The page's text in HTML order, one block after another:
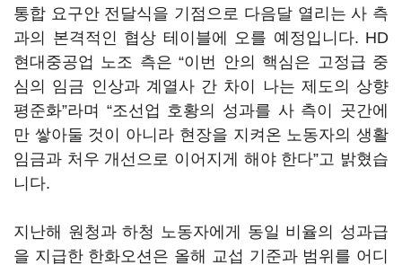
통합 요구안 전달식을 기점으로 다음달 열리는 사 측
과의 본격적인 협상 테이블에 오를 예정입니다. HD
현대중공업 노조 측은 “이번 안의 핵심은 고정급 중
심의 임금 인상과 계열사 간 차이 나는 제도의 상향
평준화”라며 “조선업 호황의 성과를 사 측이 곳간에
만 쌓아둘 것이 아니라 현장을 지켜온 노동자의 생활
임금과 처우 개선으로 이어지게 해야 한다”고 밝혔습
니다.
지난해 원청과 하청 노동자에게 동일 비율의 성과급
을 지급한 한화오션은 올해 교섭 기준과 범위를 어디